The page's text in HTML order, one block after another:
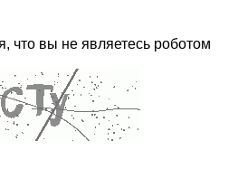
что вы не являетесь роботом